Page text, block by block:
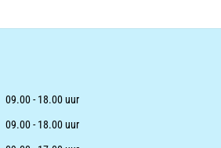
09.00 - 18.00 uur
09.00 - 18.00 uur